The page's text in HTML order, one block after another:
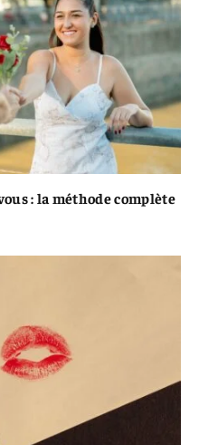
: la méthode complète